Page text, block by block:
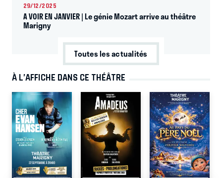
29/12/2025
A VOIR EN JANVIER | Le génie Mozart arrive au théâtre
Marigny
Toutes les actualités
À L’AFFICHE DANS CE THÉÂTRE